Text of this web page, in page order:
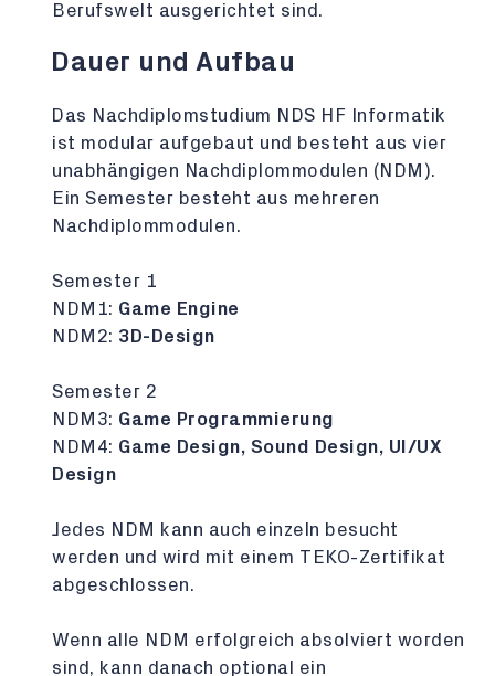
Berufswelt ausgerichtet sind.
Dauer und Aufbau
Das Nachdiplomstudium NDS HF Informatik
ist modular aufgebaut und besteht aus vier
unabhängigen Nachdiplommodulen (NDM).
Ein Semester besteht aus mehreren
Nachdiplommodulen.
Semester 1
NDM1: Game Engine
NDM2: 3D-Design
Semester 2
NDM3: Game Programmierung
NDM4: Game Design, Sound Design, UI/UX
Design
Jedes NDM kann auch einzeln besucht
werden und wird mit einem TEKO-Zertifikat
abgeschlossen.
Wenn alle NDM erfolgreich absolviert worden
sind, kann danach optional ein